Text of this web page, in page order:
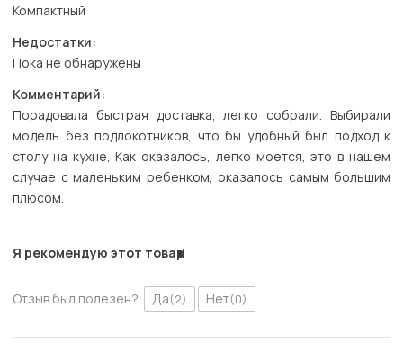
Компактный
Недостатки:
Пока не обнаружены
Комментарий:
Порадовала быстрая доставка, легко собрали. Выбирали
модель без подлокотников, что бы удобный был подход к
столу на кухне, Как оказалось, легко моется, это в нашем
случае с маленьким ребенком, оказалось самым большим
плюсом.
Я рекомендую этот товар
Отзыв был полезен? Да(2) Нет(0)